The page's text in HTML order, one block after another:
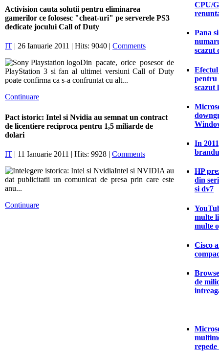
Activision cauta solutii pentru eliminarea
gamerilor ce folosesc "cheat-uri" pe serverele PS3
dedicate jocului Call of Duty
IT | 26 Ianuarie 2011 | Hits: 9040 | Comments
Din pacate, orice posesor de
PlayStation 3 si fan al ultimei versiuni Call of Duty
poate confirma ca s-a confruntat cu alt...
Continuare
Pact istoric: Intel si Nvidia au semnat un contract
de licentiere reciproca pentru 1,5 miliarde de
dolari
IT | 11 Ianuarie 2011 | Hits: 9928 | Comments
Intel si NVIDIA au
dat publicitatii un comunicat de presa prin care este
anu...
Continuare
CPU/
Pana
scazut
pentru
scazut
In
HP
din
si dv7
multe
multe
Cisco
de